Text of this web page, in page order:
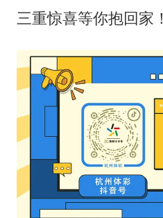
三重惊喜等你抱回家！